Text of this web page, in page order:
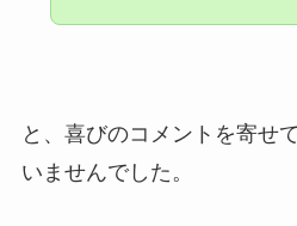
と、喜びのコメントを寄せ
いませんでした。